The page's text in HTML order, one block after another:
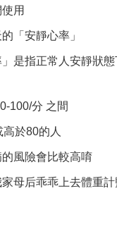
用
「安靜心率」
是指正常人安靜狀
100/分 之間
於80的人
風險會比較高唷
母后乖乖上去體重